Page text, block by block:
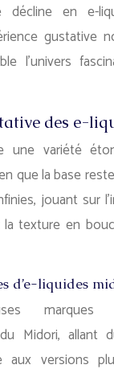
décline en e-
gustative
l’univers
des e-
une variété
que la base
jouant sur
texture en
d’e-liquides
marques
Midori, allant
aux versions